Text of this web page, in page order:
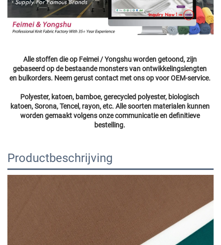
Alle stoffen die op Feimei / Yongshu worden getoond, zijn
gebaseerd op de bestaande monsters van ontwikkelingslengten
Polyester, katoen, bamboe, gerecycled polyester, biologisch
katoen, Sorona, Tencel, rayon, etc. Alle soorten materialen kunnen
worden gemaakt volgens onze communicatie en definitieve
bestelling.
Productbeschrijving